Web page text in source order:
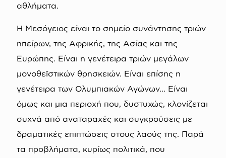
αθλήματα.
Η Μεσόγειος είναι το σημείο συνάντησης τριών
ηπείρων, της Αφρικής, της Ασίας και της
Ευρώπης. Είναι η γενέτειρα τριών μεγάλων
μονοθεϊστικών θρησκειών. Είναι επίσης η
γενέτειρα των Ολυμπιακών Αγώνων... Είναι
όμως και μια περιοχή που, δυστυχώς, κλονίζεται
συχνά από αναταραχές και συγκρούσεις με
δραματικές επιπτώσεις στους λαούς της. Παρά
τα προβλήματα, κυρίως πολιτικά, που